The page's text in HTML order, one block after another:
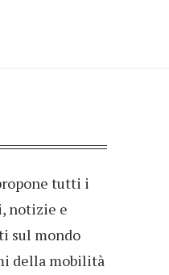
tutti i
notizie e
sul mondo
della mobilità